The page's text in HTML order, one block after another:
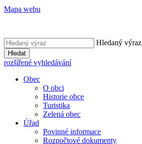
Mapa webu
Hledaný výraz
Hledat
rozšířené vyhledávání
Obec
O obci
Historie obce
Turistika
Zelená obec
Úřad
Povinné informace
Rozpočtové dokumenty